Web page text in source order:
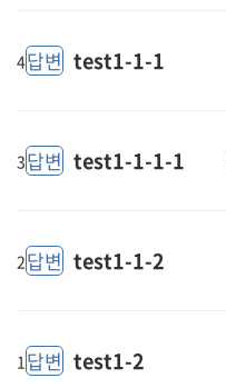
4답변 test1-1-1
3답변 test1-1-1-1
2답변 test1-1-2
1 답변 test1-2